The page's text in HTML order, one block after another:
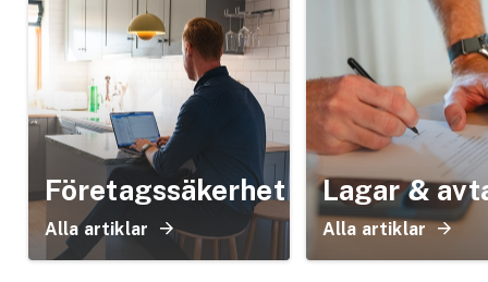
Företagssäkerhet
Alla artiklar
Lagar &
Alla artiklar